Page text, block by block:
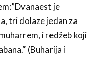
je
tri dolaze jedan za
i redžeb koji
(Buharija i